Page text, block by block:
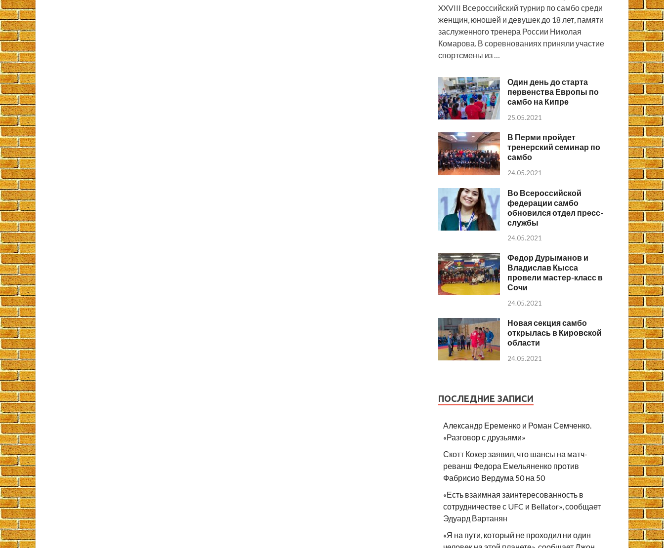
XXVIII Всероссийский турнир по самбо среди
женщин, юношей и девушек до 18 лет, памяти
заслуженного тренера России Николая
Комарова. В соревнованиях приняли участие
спортсмены из …
Один день до старта
первенства Европы по
самбо на Кипре
25.05.2021
В Перми пройдет
тренерский семинар по
самбо
24.05.2021
Во Всероссийской
федерации самбо
обновился отдел пресс-
службы
24.05.2021
Федор Дурыманов и
Владислав Кысса
провели мастер-класс в
Сочи
24.05.2021
Новая секция самбо
открылась в Кировской
области
24.05.2021
ПОСЛЕДНИЕ ЗАПИСИ
Александр Еременко и Роман Семченко.
«Разговор с друзьями»
Скотт Кокер заявил, что шансы на матч-
реванш Федора Емельяненко против
Фабрисио Вердума 50 на 50
«Есть взаимная заинтересованность в
сотрудничестве с UFC и Bellator», сообщает
Эдуард Вартанян
«Я на пути, который не проходил ни один